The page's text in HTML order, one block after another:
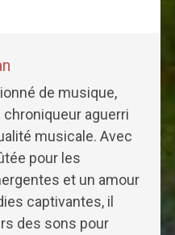
de musique,
chroniqueur aguerri
musicale. Avec
pour les
et un amour
captivantes, il
des sons pour